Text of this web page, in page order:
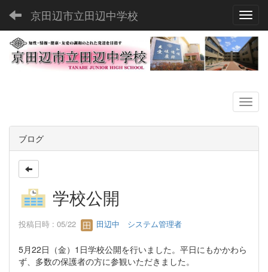
京田辺市立田辺中学校
ブログ
学校公開
投稿日時 : 05/22 田辺中 システム管理者
5月22日（金）1日学校公開を行いました。平日にもかかわら
ず、多数の保護者の方に参観いただきました。